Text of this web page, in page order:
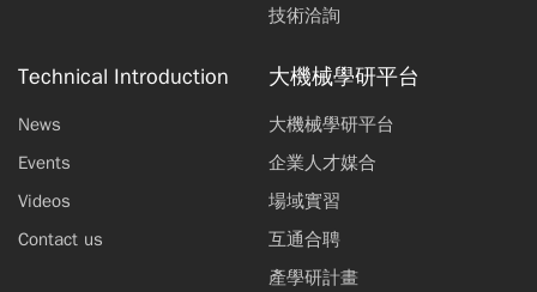
技術洽詢
Technical Introduction
News
Events
Videos
Contact us
大機械學研平台
大機械學研平台
企業人才媒合
場域實習
互通合聘
產學研計畫